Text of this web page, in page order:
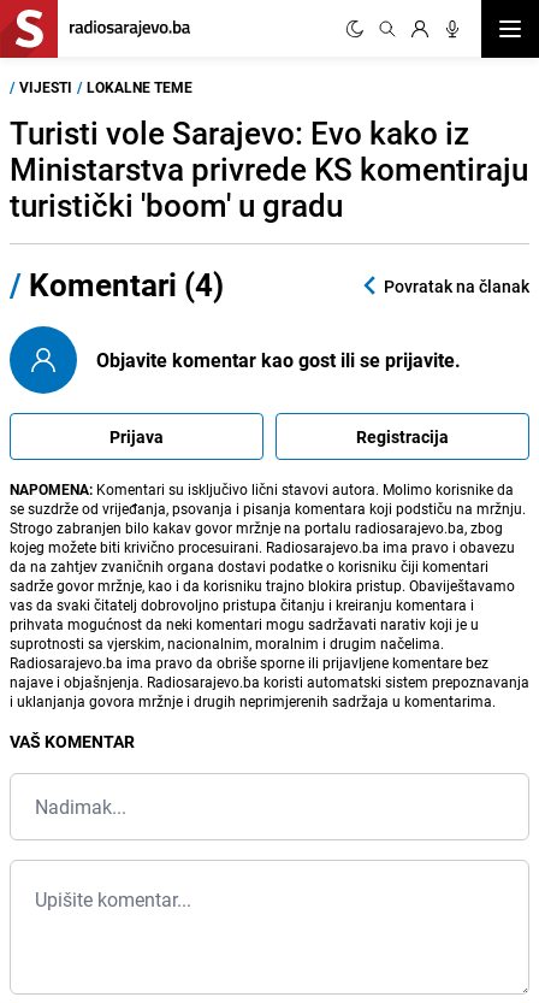
/ VIJESTI / LOKALNE TEME
Turisti vole Sarajevo: Evo kako iz
Ministarstva privrede KS komentiraju
turistički 'boom' u gradu
/ Komentari (4) Povratak na članak
Objavite komentar kao gost ili se prijavite.
Prijava Registracija
NAPOMENA: Komentari su isključivo lični stavovi autora. Molimo korisnike da
se suzdrže od vrijeđanja, psovanja i pisanja komentara koji podstiču na mržnju.
Strogo zabranjen bilo kakav govor mržnje na portalu radiosarajevo.ba, zbog
kojeg možete biti krivično procesuirani. Radiosarajevo.ba ima pravo i obavezu
da na zahtjev zvaničnih organa dostavi podatke o korisniku čiji komentari
sadrže govor mržnje, kao i da korisniku trajno blokira pristup. Obaviještavamo
vas da svaki čitatelj dobrovoljno pristupa čitanju i kreiranju komentara i
prihvata mogućnost da neki komentari mogu sadržavati narativ koji je u
suprotnosti sa vjerskim, nacionalnim, moralnim i drugim načelima.
Radiosarajevo.ba ima pravo da obriše sporne ili prijavljene komentare bez
najave i objašnjenja. Radiosarajevo.ba koristi automatski sistem prepoznavanja
i uklanjanja govora mržnje i drugih neprimjerenih sadržaja u komentarima.
VAŠ KOMENTAR